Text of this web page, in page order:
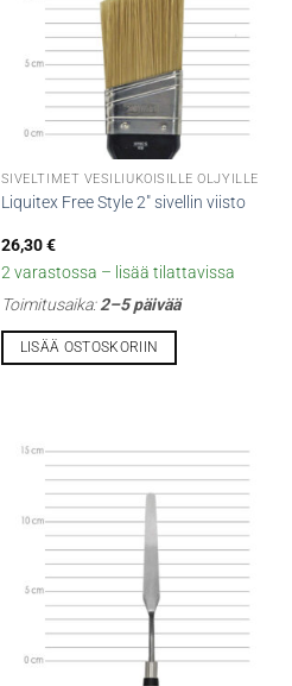
SIVELTIMET VESILIUKOISILLE ÖLJYILLE
Liquitex Free Style 2″ sivellin viisto
26,30€
2 varastossa – lisää tilattavissa
Toimitusaika:2–5 päivää
LISÄÄ OSTOSKORIIN